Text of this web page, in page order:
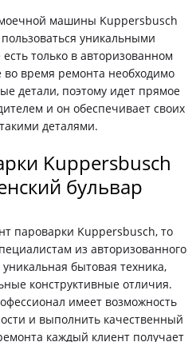
машины Kuppersbusch
уникальными
только в авторизованном
время ремонта необходимо
детали, поэтому идет прямое
и он обеспечивает своих
деталями.
Kuppersbusch
бульвар
пароварки Kuppersbusch, то
из авторизованного
бытовая техника,
конструктивные отличия.
имеет возможность
и выполнить качественный
каждый клиент получает